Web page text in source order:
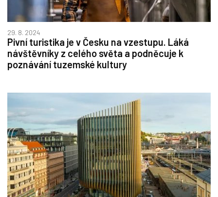
29. 8. 2024
Pivní turistika je v Česku na vzestupu. Láká
návštěvníky z celého světa a podněcuje k
poznávání tuzemské kultury